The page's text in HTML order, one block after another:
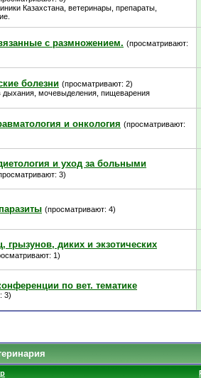
Казахстана, ветеринары, препараты,
с размножением. (просматривают:
болезни (просматривают: 2)
дыхания, мочевыделения, пищеварения
и онкология (просматривают:
и уход за больными
3)
(просматривают: 4)
грызунов, диких и экзотических
1)
по вет. тематике
3)